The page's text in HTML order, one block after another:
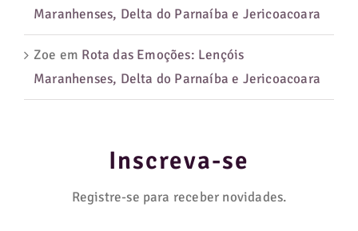
Maranhenses, Delta do Parnaíba e Jericoacoara
Zoe em Rota das Emoções: Lençóis
Maranhenses, Delta do Parnaíba e Jericoacoara
Inscreva-se
Registre-se para receber novidades.